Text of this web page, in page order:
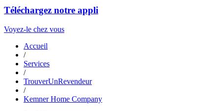
Téléchargez notre appli
Voyez-le chez vous
Accueil
/
Services
/
TrouverUnRevendeur
/
Kemner Home Company